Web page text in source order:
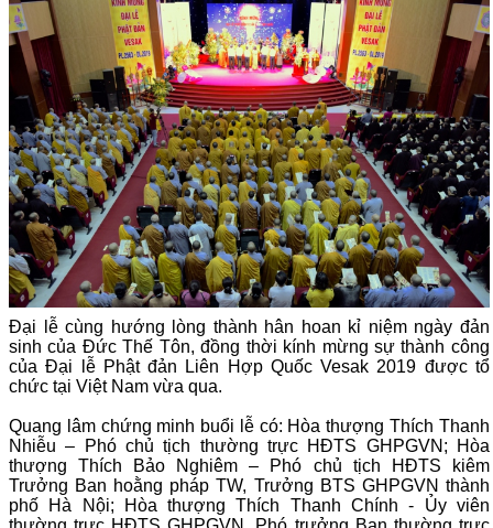
Đại lễ cùng hướng lòng thành hân hoan kỉ niệm ngày đản
sinh của Đức Thế Tôn, đồng thời kính mừng sự thành công
của Đại lễ Phật đản Liên Hợp Quốc Vesak 2019 được tổ
chức tại Việt Nam vừa qua.
Quang lâm chứng minh buổi lễ có: Hòa thượng Thích Thanh
Nhiễu – Phó chủ tịch thường trực HĐTS GHPGVN; Hòa
thượng Thích Bảo Nghiêm – Phó chủ tịch HĐTS kiêm
Trưởng Ban hoằng pháp TW, Trưởng BTS GHPGVN thành
phố Hà Nội; Hòa thượng Thích Thanh Chính - Ủy viên